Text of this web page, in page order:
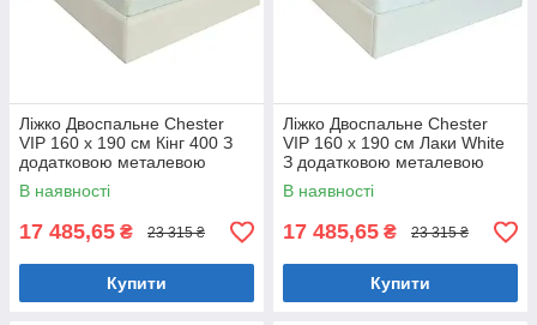
Ліжко Двоспальне Chester
VIP 160 х 190 см Кінг 400 З
додатковою металевою
цільнозварною рамою C1
Білий
В наявності
17 485,65 ₴ 23 315 ₴
Купити
Ліжко Двоспальне Chester
VIP 160 х 190 см Лаки White
З додатковою металевою
цільнозварною рамою Білий
В наявності
17 485,65 ₴ 23 315 ₴
Купити